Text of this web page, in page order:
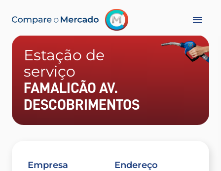
Estação de
serviço
FAMALICÃO AV.
DESCOBRIMENTOS
Empresa Endereço